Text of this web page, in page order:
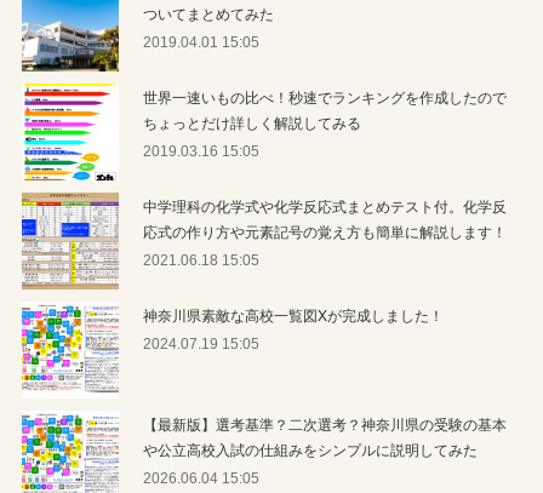
ついてまとめてみた
2019.04.01 15:05
世界一速いもの比べ！秒速でランキングを作成したので
ちょっとだけ詳しく解説してみる
2019.03.16 15:05
中学理科の化学式や化学反応式まとめテスト付。化学反
応式の作り方や元素記号の覚え方も簡単に解説します！
2021.06.18 15:05
神奈川県素敵な高校一覧図Xが完成しました！
2024.07.19 15:05
【最新版】選考基準？二次選考？神奈川県の受験の基本
や公立高校入試の仕組みをシンプルに説明してみた
2026.06.04 15:05